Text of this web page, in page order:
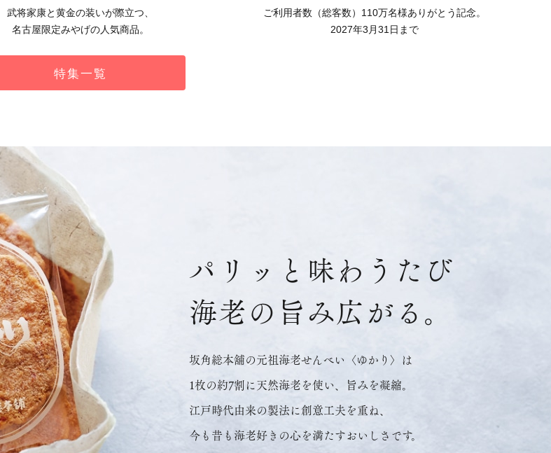
武将家康と黄金の装いが際立つ、
名古屋限定みやげの人気商品。
ご利用者数（総客数）110万名様ありがとう記念。
2027年3月31日まで
特集一覧
パリッと味わうたび
海老の旨み広がる。
坂角総本舖の元祖海老せんべい〈ゆかり〉は
1枚の約7割に天然海老を使い、旨みを凝縮。
江戸時代由来の製法に創意工夫を重ね、
今も昔も海老好きの心を満たすおいしさです。